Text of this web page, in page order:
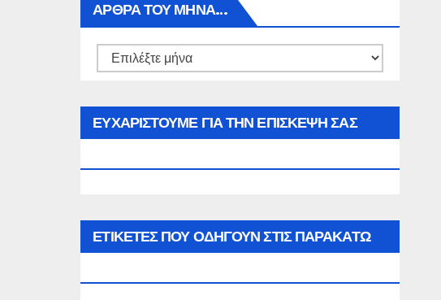
ΑΡΘΡΑ ΤΟΥ ΜΉΝΑ…
Αρθρα
μήνα…
ΕΥΧΑΡΙΣΤΟΥΜΕ ΓΙΑ ΤΗΝ ΕΠΙΣΚΕΨΗ ΣΑΣ
ΕΤΙΚΈΤΕΣ ΠΟΥ ΟΔΗΓΟΎΝ ΣΤΙΣ ΠΑΡΑΚΆΤΩ